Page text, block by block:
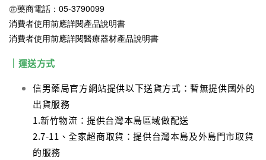
㊣藥商電話：05-3790099
消費者使用前應詳閱產品說明書
消費者使用前應詳閱醫療器材產品說明書
｜運送方式
信男藥局官方網站提供以下送貨方式：暫無提供國外的
出貨服務
1.新竹物流：提供台灣本島區域做配送
2.7-11、全家超商取貨：提供台灣本島及外島門市取貨
的服務